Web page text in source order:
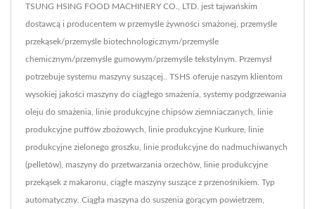
TSUNG HSING FOOD MACHINERY CO., LTD. jest tajwańskim
dostawcą i producentem w przemyśle żywności smażonej, przemyśle
przekąsek/przemyśle biotechnologicznym/przemyśle
chemicznym/przemyśle gumowym/przemyśle tekstylnym. Przemysł
potrzebuje systemu maszyny suszącej.. TSHS oferuje naszym klientom
wysokiej jakości maszyny do ciągłego smażenia, systemy podgrzewania
oleju do smażenia, linie produkcyjne chipsów ziemniaczanych, linie
produkcyjne puffów zbożowych, linie produkcyjne Kurkure, linie
produkcyjne zielonego groszku, linie produkcyjne do nadmuchiwanych
(pelletów), maszyny do przetwarzania orzechów, linie produkcyjne
przekąsek z makaronu, ciągłe maszyny suszące z przenośnikiem. Typ
automatyczny. Ciągła maszyna do suszenia gorącym powietrzem,